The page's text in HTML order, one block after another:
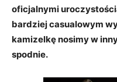
oficjalnymi
bardziej casualowym
kamizelkę nosimy w
spodnie.